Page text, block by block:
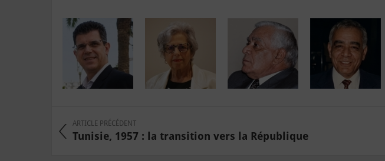
ARTICLE PRÉCÉDENT
Tunisie, 1957 : la transition vers la République